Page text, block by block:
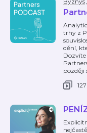
trhy z
dění,
později